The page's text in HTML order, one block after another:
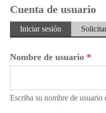
Cuenta de usuario
Solapas
Iniciar sesión (solapa
Nombre de usuario *
Escriba su nombre de usuario